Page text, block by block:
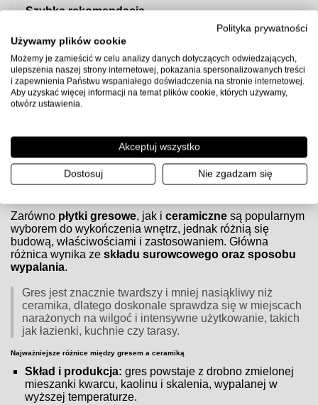
Szybka rekomendacja
Do większości zastosowań w łazience/kuchni i na
ogrzewaniu podłogowym bezpiecznym wyborem jest
klej elastyczny C2TE S1
Uwaga:przed użyciem sprawdź kartę techniczną producenta
kleju, przygotuj podłoże zgodnie z wytycznymi (gruntowanie,
równość, suchość) i zachowaj zalecane proporcje wody oraz
czasy schnięcia.
Czym różnią się płytki gresowe od ceramicznych?
Zarówno płytki gresowe, jak iceramiczne są popularnym
wyborem do wykończenia wnętrz, jednak różnią się
budową, właściwościami i zastosowaniem. Główna
różnica wynika zeskładu surowcowego oraz sposobu
wypalania.
Gres jest znacznie twardszy i mniej nasiąkliwy niż
ceramika, dlatego doskonale sprawdza się w miejscach
narażonych na wilgoć i intensywne użytkowanie, takich
jak łazienki, kuchnie czy tarasy.
Najważniejsze różnice między gresem a ceramiką
Skład i produkcja: gres powstaje z drobno zmielonej
mieszanki kwarcu, kaolinu i skalenia, wypalanej w
wyższej temperaturze.
Polityka prywatności
Używamy plików cookie
Możemy je zamieścić w celu analizy danych dotyczących odwiedzających,
ulepszenia naszej strony internetowej, pokazania spersonalizowanych treści
i zapewnienia Państwu wspaniałego doświadczenia na stronie internetowej.
Aby uzyskać więcej informacji na temat plików cookie, których używamy,
otwórz ustawienia.
Akceptuj wszystko
Dostosuj Nie zgadzam się